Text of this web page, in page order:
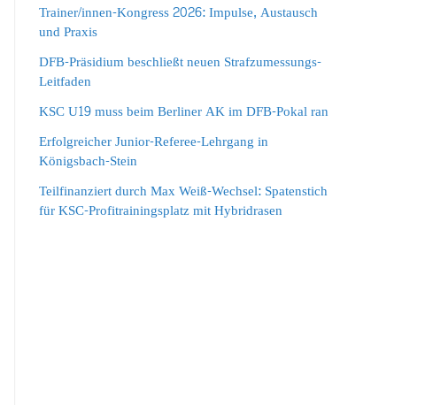
Trainer/innen-Kongress 2026: Impulse, Austausch
und Praxis
DFB-Präsidium beschließt neuen Strafzumessungs-
Leitfaden
KSC U19 muss beim Berliner AK im DFB-Pokal ran
Erfolgreicher Junior-Referee-Lehrgang in
Königsbach-Stein
Teilfinanziert durch Max Weiß-Wechsel: Spatenstich
für KSC-Profitrainingsplatz mit Hybridrasen